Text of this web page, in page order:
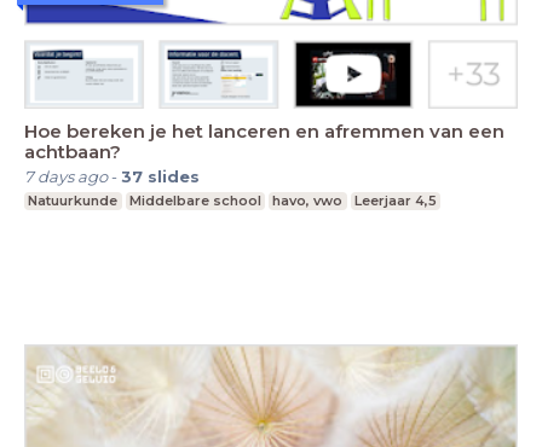
Hoe bereken je het lanceren en afremmen van een
achtbaan?
7 days ago-37 slides
Natuurkunde Middelbare school havo, vwo Leerjaar 4,5